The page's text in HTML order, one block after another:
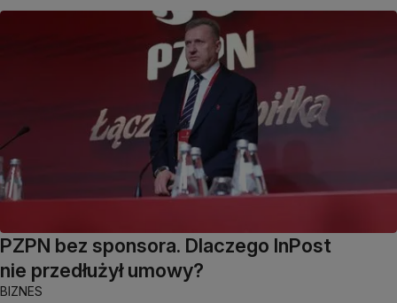
PZPN bez sponsora. Dlaczego InPost
nie przedłużył umowy?
BIZNES